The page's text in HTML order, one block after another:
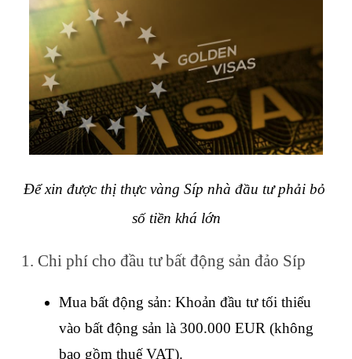
Để xin được thị thực vàng Síp nhà đầu tư phải bỏ
số tiền khá lớn
1. Chi phí cho đầu tư bất động sản đảo Síp
Mua bất động sản: Khoản đầu tư tối thiểu
vào bất động sản là 300.000 EUR (không
bao gồm thuế VAT).